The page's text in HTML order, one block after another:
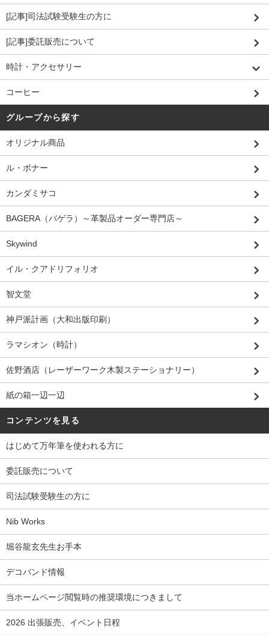
[記事]司法試験受験生の方に
[記事]委託販売について
時計・アクセサリー
コーヒー
グループから探す
オリジナル商品
ル・ボナー
カンダミサコ
BAGERA（バゲラ）～革製品オーダー専門店～
Skywind
イル・クアドリフォリオ
智文堂
神戸派計画（大和出版印刷）
ラマシオン（時計）
佐野酒店（レーザーワーク木製ステーショナリー）
紙の箱一辺一辺
コンテンツを見る
はじめて万年筆を使われる方に
委託販売について
司法試験受験生の方に
Nib Works
堀谷龍玄先生お手本
デコバンド情報
当ホームページ閲覧時の推奨環境につきまして
2026 出張販売、イベント日程